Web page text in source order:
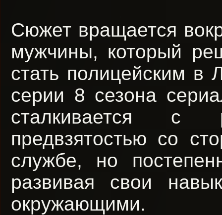
Сюжет вращается
мужчины, который
стать полицейским в
серии 8 сезона
сталкивается с
предвзятостью со
службе, но
развивая свои
окружающими.